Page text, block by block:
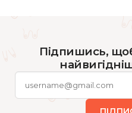
Підпишись,